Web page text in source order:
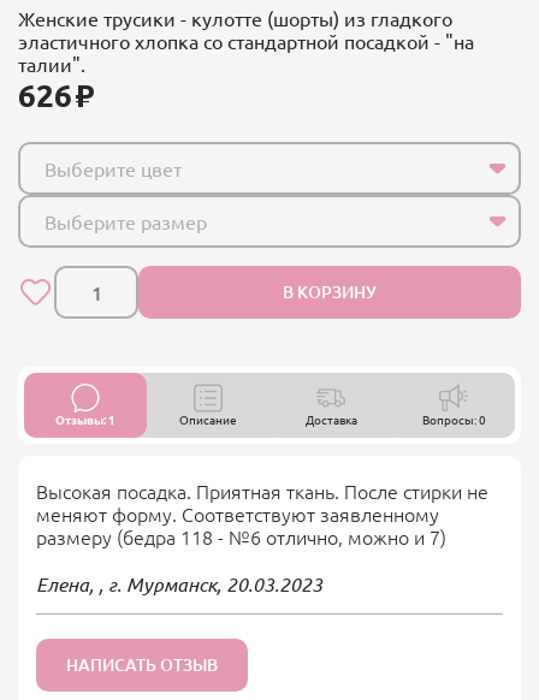
Женские трусики - кулотте (шорты) из гладкого
эластичного хлопка со стандартной посадкой - "на
талии".
626
Выберите цвет
Выберите размер
В КОРЗИНУ
Отзывы: 1 Описание Доставка Вопросы: 0
Высокая посадка. Приятная ткань. После стирки не
меняют форму. Соответствуют заявленному
размеру (бедра 118 - №6 отлично, можно и 7)
Елена, , г. Мурманск, 20.03.2023
НАПИСАТЬ ОТЗЫВ